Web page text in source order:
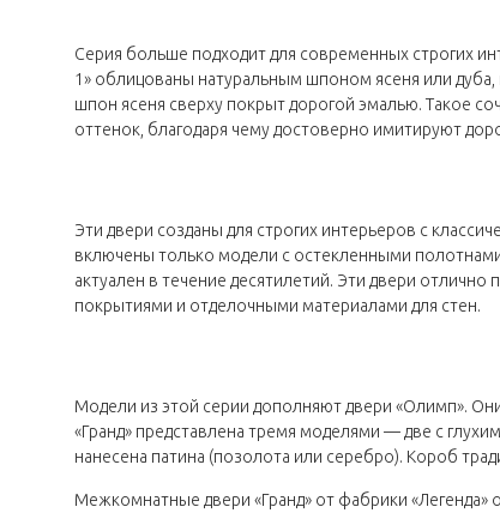
Серия больше подходит для современных строгих
1» облицованы натуральным шпоном ясеня или
шпон ясеня сверху покрыт дорогой эмалью. Такое
оттенок, благодаря чему достоверно имитируют
Эти двери созданы для строгих интерьеров с
включены только модели с остекленными
актуален в течение десятилетий. Эти двери
покрытиями и отделочными материалами для стен.
Модели из этой серии дополняют двери «Олимп».
«Гранд» представлена тремя моделями — две с
нанесена патина (позолота или серебро). Короб
Межкомнатные двери «Гранд» от фабрики